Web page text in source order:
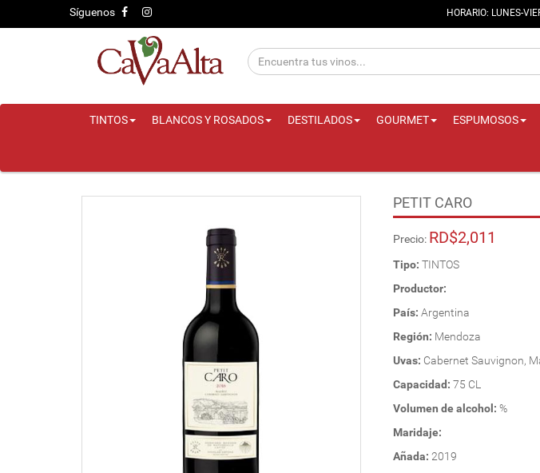
Síguenos HORARIO: LUNES-
TINTOS BLANCOS Y ROSADOS DESTILADOS GOURMET ESPUMOSOS
PETIT CARO
Precio: RD$2,011
Tipo: TINTOS
Productor:
País: Argentina
Región: Mendoza
Uvas: Cabernet Sauvignon,
Capacidad: 75 CL
Volumen de alcohol: %
Maridaje:
Añada: 2019